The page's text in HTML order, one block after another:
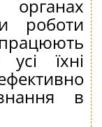
роботи
їхні
в